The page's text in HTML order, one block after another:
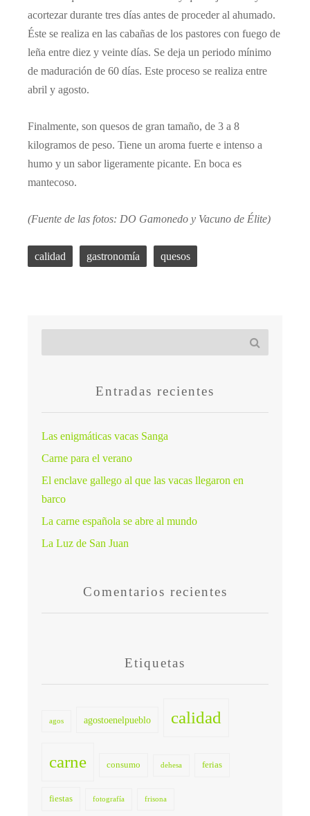
acortezar durante tres días antes de proceder al ahumado.
Éste se realiza en las cabañas de los pastores con fuego de
leña entre diez y veinte días. Se deja un periodo mínimo
de maduración de 60 días. Este proceso se realiza entre
abril y agosto.
Finalmente, son quesos de gran tamaño, de 3 a 8
kilogramos de peso. Tiene un aroma fuerte e intenso a
humo y un sabor ligeramente picante. En boca es
mantecoso.
(Fuente de las fotos: DO Gamonedo y Vacuno de Élite)
calidad gastronomía quesos
Entradas recientes
Las enigmáticas vacas Sanga
Carne para el verano
El enclave gallego al que las vacas llegaron en
barco
La carne española se abre al mundo
La Luz de San Juan
Comentarios recientes
Etiquetas
agos agostoenelpueblo calidad
carne consumo dehesa ferias
fiestas fotografía frisona